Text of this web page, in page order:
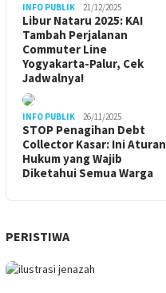
INFO PUBLIK 21/12/2025
Libur Nataru 2025: KAI
Tambah Perjalanan
Commuter Line
Yogyakarta-Palur, Cek
Jadwalnya!
INFO PUBLIK 26/11/2025
STOP Penagihan Debt
Collector Kasar: Ini Aturan
Hukum yang Wajib
Diketahui Semua Warga
PERISTIWA